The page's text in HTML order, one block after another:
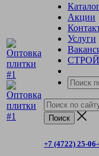
Акции
Услуги
+7 (4722) 25-